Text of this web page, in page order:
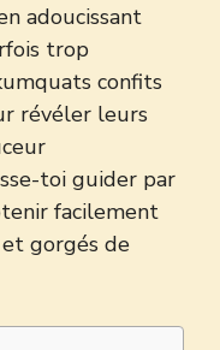
adoucissant
trop
confits
révéler leurs
toi guider par
facilement
gorgés de